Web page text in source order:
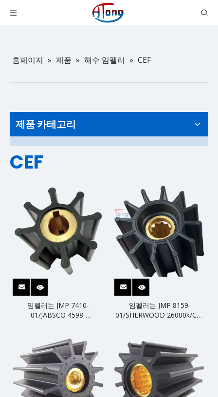
홈페이지 » 제품 » 해수 임펠러 » CEF
제품 카테고리
CEF
임펠러는 JMP 7410-
01/JABSCO 4598-
합니다.
임펠러는 JMP 8159-
01/SHERWOOD 26000k/CEF